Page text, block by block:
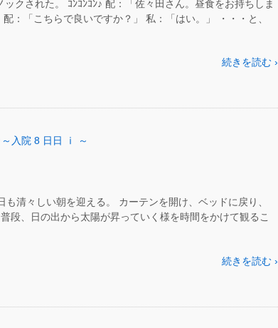
クされた。 ｺﾝｺﾝｺﾝ♪ 配：「佐々田さん。昼食をお持ちしま
：「こちらで良いですか？」 私：「はい。」 ・・・と、
続きを読む ›
入院 8 日日 ⅰ ～
清々しい朝を迎える。 カーテンを開け、ベッドに戻り、
段、日の出から太陽が昇っていく様を時間をかけて観るこ
続きを読む ›